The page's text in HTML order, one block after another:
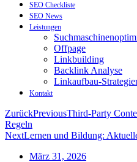
SEO Checkliste
SEO News
Leistungen
Offpage
Linkbuilding
Backlink Analyse
Linkaufbau-
Kontakt
ZurückPreviousThird-Party
Regeln
NextLernen und Bildung:
März 31, 2026